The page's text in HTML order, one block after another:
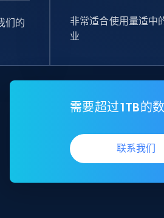
们的
非常适合使用量适中
业
需要超过1TB的数
联系我们